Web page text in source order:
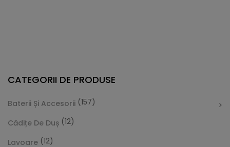
CATEGORII DE PRODUSE
Baterii Și Accesorii (157)
Cădițe De Duș (12)
Lavoare (12)